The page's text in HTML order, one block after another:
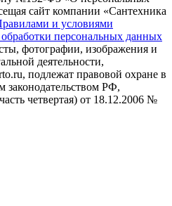
сайт компании «Cантехника
и условиями
персональных данных
фотографии, изображения и
деятельности,
подлежат правовой охране в
законодательством РФ,
четвертая) от 18.12.2006 №